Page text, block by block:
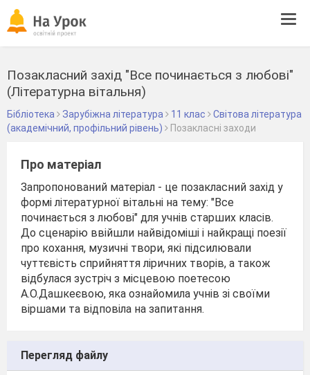
Позакласний захід "Все починається з любові"
(Літературна вітальня)
Бібліотека Зарубіжна література 11 клас
Світова література
(академічний, профільний рівень)
Позакласні заходи
Про матеріал
Запропонований матеріал - це позакласний захід у
формі літературної вітальні на тему: "Все
починається з любові" для учнів старших класів.
До сценарію ввійшли найвідоміші і найкращі поезії
про кохання, музичні твори, які підсилювали
чуттєвість сприйняття ліричних творів, а також
відбулася зустріч з місцевою поетесою
А.О.Дашкеєвою, яка ознайомила учнів зі своїми
віршами та відповіла на запитання.
Перегляд файлу